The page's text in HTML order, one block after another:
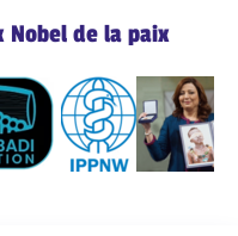
Nobel de la paix